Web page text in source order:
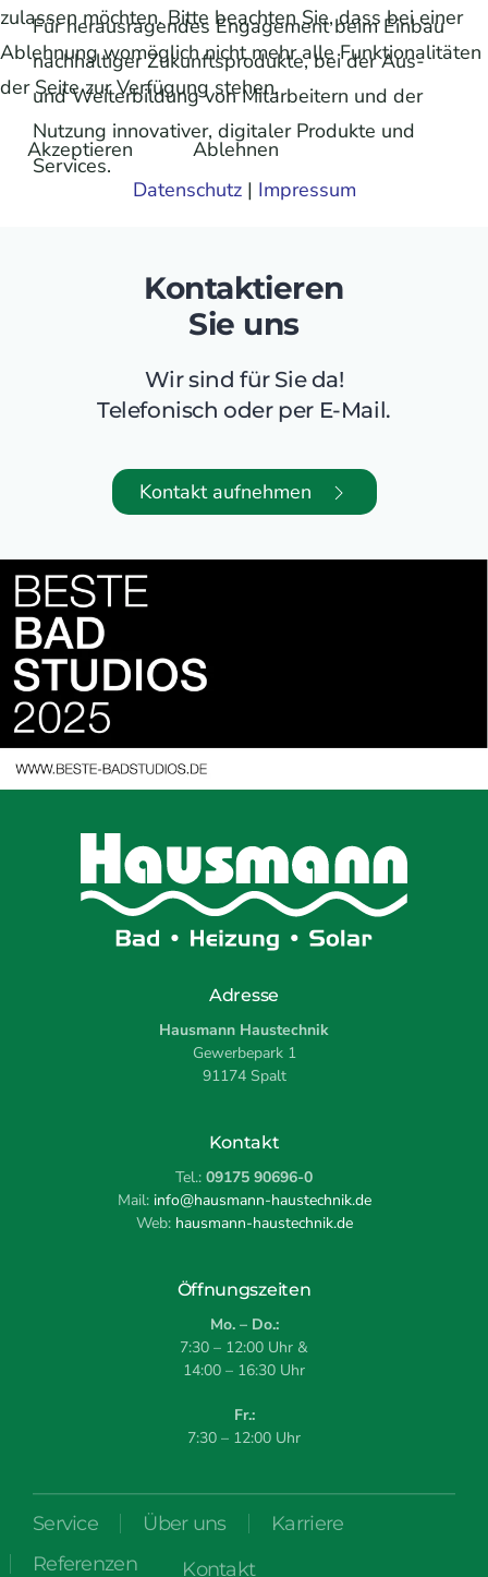
Für herausragendes Engagement beim Einbau
nachhaltiger Zukunftsprodukte, bei der Aus-
und Weiterbildung von Mitarbeitern und der
Nutzung innovativer, digitaler Produkte und
Services.
Kontaktieren
Sie uns
Wir sind für Sie da!
Telefonisch oder per E-Mail.
Kontakt aufnehmen
Adresse
Hausmann Haustechnik
Gewerbepark 1
91174 Spalt
Kontakt
Tel.: 09175 90696-0
Mail: info@hausmann-haustechnik.de
Web: hausmann-haustechnik.de
Öffnungszeiten
Mo. – Do.:
7:30 – 12:00 Uhr &
14:00 – 16:30 Uhr
Fr.:
7:30 – 12:00 Uhr
Service Über uns
Karriere
Referenzen
Kontakt
zulassen möchten. Bitte beachten Sie, dass bei einer
Ablehnung womöglich nicht mehr alle Funktionalitäten
der Seite zur Verfügung stehen.
Akzeptieren
Ablehnen
Datenschutz| Impressum